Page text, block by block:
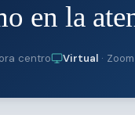
en la
centro Virtual ·